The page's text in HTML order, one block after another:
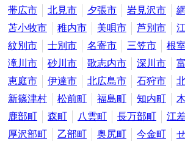
帯広市
北見市 夕張市 岩見沢市
苫小牧市
稚内市 美唄市 芦別市
紋別市
士別市 名寄市 三笠市 根
滝川市
砂川市 歌志内市 深川市
恵庭市
伊達市 北広島市 石狩市
新篠津村
松前町 福島町 知内町
鹿部町
森町 八雲町 長万部町 江
厚沢部町
乙部町 奥尻町 今金町